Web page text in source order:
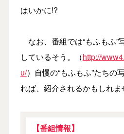
はいかに!?
なお、番組では“もふもふ”
しているそう。（http://
u/）自慢の“もふもふ”たちの
れば、紹介されるかもしれま
【番組情報】